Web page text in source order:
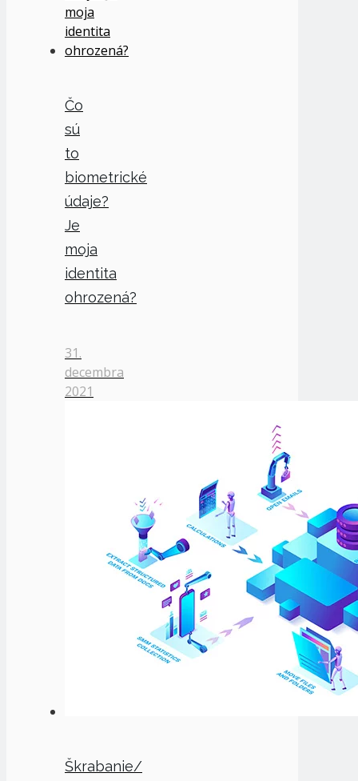
Čo
sú
to
biometrické
údaje?
Je
moja
identita
ohrozená?
31.
decembra
2021
Škrabanie/